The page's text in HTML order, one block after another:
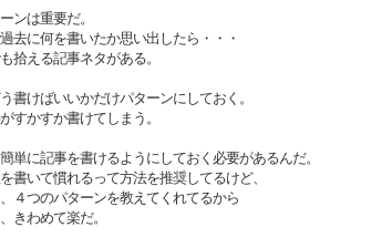
ンは重要だ。
去に何を書いたか思い出したら・・・
拾える記事ネタがある。
書けばいいかだけパターンにしておく。
すかすか書けてしまう。
単に記事を書けるようにしておく必要があるんだ。
書いて慣れるって方法を推奨してるけど、
４つのパターンを教えてくれてるから
きわめて楽だ。